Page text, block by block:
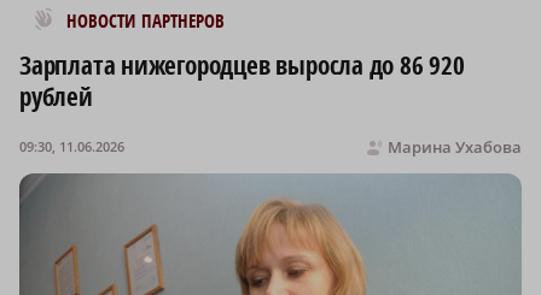
НОВОСТИ ПАРТНЕРОВ
Новости МирТесен
Зарплата нижегородцев выросла до 86 920
рублей
Марина Ухабова
09:30, 11.06.2026